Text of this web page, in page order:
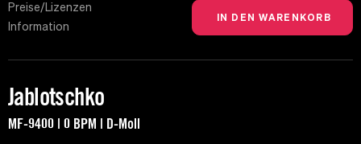
Preise/Lizenzen
Information
Jablotschko
MF-9400 | 0 BPM | D-Moll